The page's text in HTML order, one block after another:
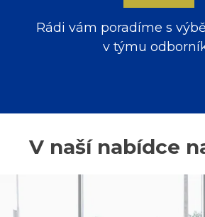
Rádi vám poradíme s
v týmu
V naší nabídce